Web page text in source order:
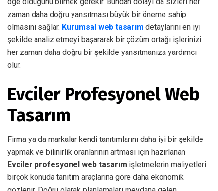
zaman daha doğru yansıtması büyük bir öneme sahip
olmasını sağlar. Kurumsal web tasarım detaylarını en iyi
şekilde analiz etmeyi başararak bir çözüm ortağı işlerinizi
her zaman daha doğru bir şekilde yansıtmanıza yardımcı
olur.
Evciler Profesyonel Web
Tasarım
Firma ya da markalar kendi tanıtımlarını daha iyi bir şekilde
yapmak ve bilinirlik oranlarının artması için hazırlanan
Evciler profesyonel web tasarım işletmelerin maliyetleri
birçok konuda tanıtım araçlarına göre daha ekonomik